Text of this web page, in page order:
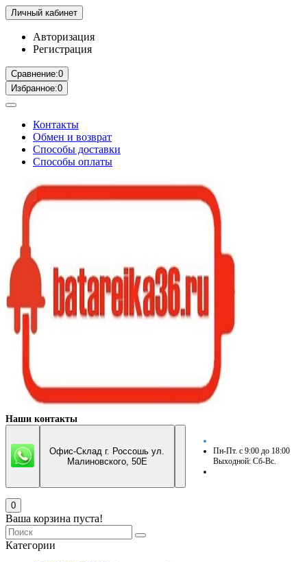
Личный кабинет
Авторизация
Регистрация
Сравнение:0
Избранное:0
Контакты
Обмен и возврат
Способы доставки
Способы оплаты
Наши контакты
Офис-Склад г. Россошь ул.
Малиновского, 50Е
Пн-Пт. с 9:00 до 18:00
Выходной: Сб-Вс.
0
Ваша корзина пуста!
Категории